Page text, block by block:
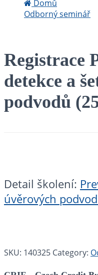
Domů
Odborný seminář
Registrace
detekce a
podvodů
Detail školení:
úvěrových
SKU: 140325 Category: